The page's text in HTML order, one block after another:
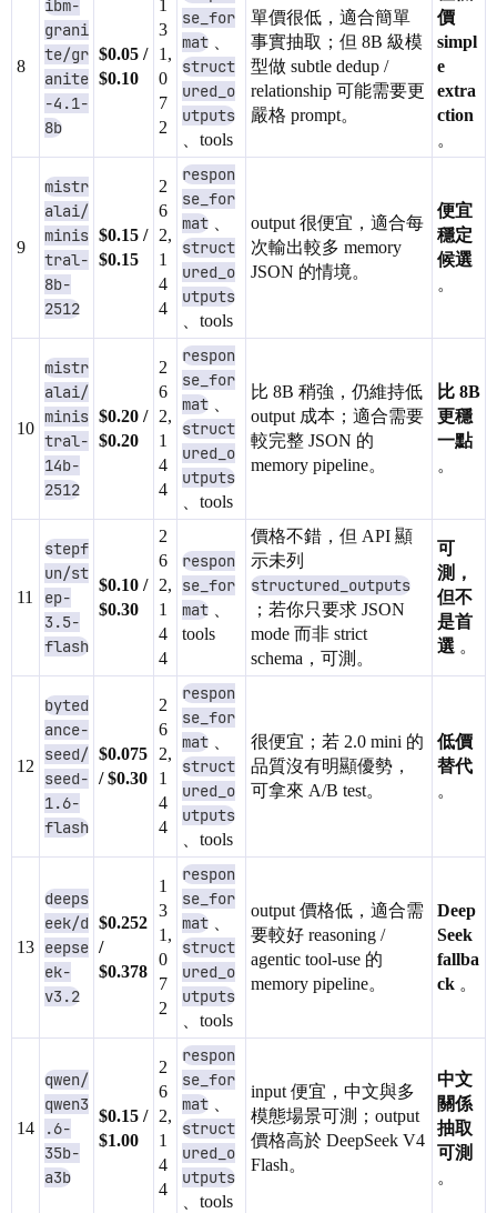
8
ibm-
grani
te/gr
anite
-4.1-
8b
$0.05 /
$0.10
1
3
1,
0
7
2
se_for
mat
struct
ured_o
utputs
、tools
單價很低，適合簡單
事實抽取；但 8B 級模
型做 subtle dedup /
relationship 可能需要更
嚴格 prompt。
價
simpl
e
extra
ction
。
9
mistr
alai/
minis
tral-
8b-
2512
$0.15 /
$0.15
2
6
2,
1
4
4
respon
se_for
mat
struct
ured_o
utputs
、tools
output 很便宜，適合每
次輸出較多 memory
JSON 的情境。
便宜
穩定
候選
。
10
mistr
alai/
minis
tral-
14b-
2512
$0.20 /
$0.20
2
6
2,
1
4
4
respon
se_for
mat
struct
ured_o
utputs
、tools
比 8B 稍強，仍維持低
output 成本；適合需要
較完整 JSON 的
memory pipeline。
比 8B
更穩
一點
。
11
stepf
un/st
ep-
3.5-
flash
$0.10 /
$0.30
2
6
2,
1
4
4
respon
se_for
mat
tools
價格不錯，但 API 顯
示未列
structured_outputs
；若你只要求 JSON
mode 而非 strict
schema，可測。
可
測，
但不
是首
選 。
12
byted
ance-
seed/
seed-
1.6-
flash
$0.075
/ $0.30
2
6
2,
1
4
4
respon
se_for
mat
struct
ured_o
utputs
、tools
很便宜；若 2.0 mini 的
品質沒有明顯優勢，
可拿來 A/B test。
低價
替代
。
13
deeps
eek/d
eepse
ek-
v3.2
$0.252
/
$0.378
1
3
1,
0
7
2
respon
se_for
mat
struct
ured_o
utputs
、tools
output 價格低，適合需
要較好 reasoning /
agentic tool-use 的
memory pipeline。
Deep
Seek
fallba
ck 。
14
qwen/
qwen3
.6-
35b-
a3b
$0.15 /
$1.00
2
6
2,
1
4
4
respon
se_for
mat
struct
ured_o
utputs
、tools
input 便宜，中文與多
模態場景可測；output
價格高於 DeepSeek V4
Flash。
中文
關係
抽取
可測
。